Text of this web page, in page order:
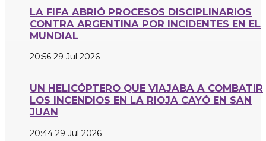
LA FIFA ABRIÓ PROCESOS DISCIPLINARIOS
CONTRA ARGENTINA POR INCIDENTES EN EL
MUNDIAL
20:56 29 Jul 2026
UN HELICÓPTERO QUE VIAJABA A COMBATIR
LOS INCENDIOS EN LA RIOJA CAYÓ EN SAN
JUAN
20:44 29 Jul 2026